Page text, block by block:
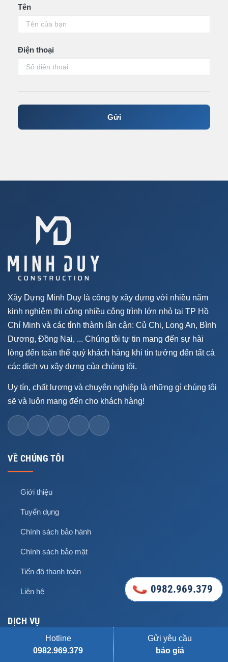
Tên
Điện thoại
Gửi
Xây Dựng Minh Duy là công ty xây dựng với nhiều năm
kinh nghiệm thi công nhiều công trình lớn nhỏ tại TP Hồ
Chí Minh và các tỉnh thành lân cận: Củ Chi, Long An, Bình
Dương, Đồng Nai, ... Chúng tôi tự tin mang đến sự hài
lòng đến toàn thể quý khách hàng khi tin tưởng đến tất cả
các dịch vụ xây dựng của chúng tôi.
Uy tín, chất lượng và chuyên nghiệp là những gì chúng tôi
sẽ và luôn mang đến cho khách hàng!
VỀ CHÚNG TÔI
Giới thiệu
Tuyển dụng
Chính sách bảo hành
Chính sách bảo mật
Tiến độ thanh toán
Liên hệ
DỊCH VỤ
Dịch vụ xây nhà phần thô
0982.969.379
Hotline
0982.969.379
Gửi yêu cầu
báo giá
0982.969.379